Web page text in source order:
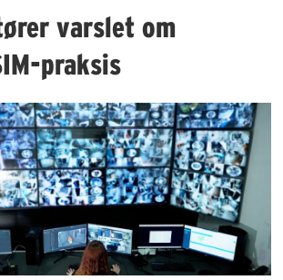
varslet om
praksis